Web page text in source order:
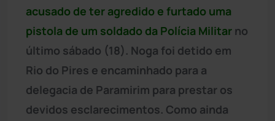
acusado de ter agredido e furtado uma
pistola de um soldado da Polícia Militar no
último sábado (18). Noga foi detido em
Rio do Pires e encaminhado para a
delegacia de Paramirim para prestar os
devidos esclarecimentos. Como ainda